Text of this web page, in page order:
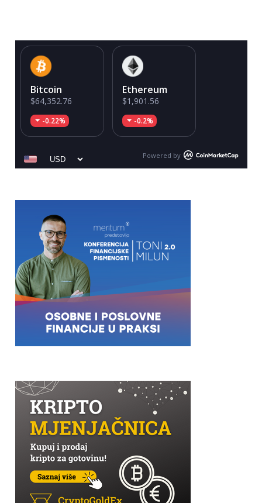
Bitcoin
$64,352.76
-0.22%
Ethereum
$1,901.56
-0.2%
Powered by